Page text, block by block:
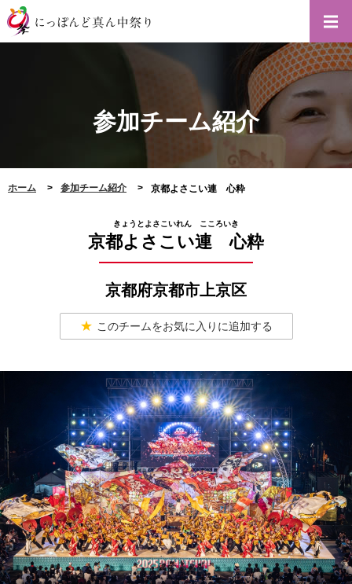
参加チーム紹介
ホーム 参加チーム紹介 京都よさこい連 心粋
京都よさこい連 心粋
きょうとよさこいれん こころいき
京都府京都市上京区
このチームをお気に入りに追加する